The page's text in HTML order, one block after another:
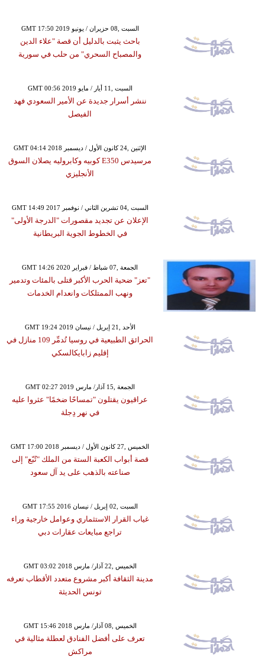
GMT 17:50 2019 السبت ,08 حزيران / يونيو
باحث يثبت بالدليل أن قصة "علاء الدين
والمصباح السحري" من حلب في سورية
GMT 00:56 2019 السبت ,11 أيار / مايو
ننشر أسرار جديدة عن الأمير السعودي فهد
الفيصل
GMT 04:14 2018 الإثنين ,24 كانون الأول / ديسمبر
مرسيدس E350 كوبيه وكابروليه يصلان السوق
الأنجليزي
GMT 14:49 2017 السبت ,04 تشرين الثاني / نوفمبر
الإعلان عن تجديد مقصورات "الدرجة الأولى"
في الخطوط الجوية البريطانية
GMT 14:26 2020 الجمعة ,07 شباط / فبراير
"تعز" ضحية الحرب الأكبر قتلى بالمئات وتدمير
ونهب الممتلكات وانعدام الخدمات
GMT 19:24 2019 الأحد ,21 إبريل / نيسان
الحرائق الطبيعية في روسيا تُدمِّر 109 منازل في
إقليم زابايكالسكي
GMT 02:27 2019 الجمعة ,15 آذار/ مارس
عراقيون يقتلون "تمساحًا ضخمًا" عثروا عليه
في نهر دِجلة
GMT 17:00 2018 الخميس ,27 كانون الأول / ديسمبر
قصة أبواب الكعبة الستة من الملك "تُبّع" إلى
صناعته بالذهب على يد آل سعود
GMT 17:55 2016 السبت ,02 إبريل / نيسان
غياب القرار الاستثماري وعوامل خارجية وراء
تراجع مبايعات عقارات دبي
GMT 03:02 2018 الخميس ,22 آذار/ مارس
مدينة الثقافة أكبر مشروع متعدد الأقطاب تعرفه
تونس الحديثة
GMT 15:46 2018 الخميس ,08 آذار/ مارس
تعرف على أفضل الفنادق لعطلة مثالية في
مراكش